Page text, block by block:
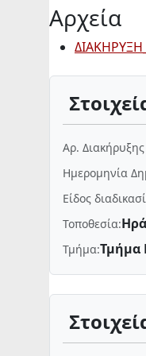
Αρχεία
Αρ.
Ημερομηνία
Είδος
Τοποθεσία:
Τμήμα:Τμήμα